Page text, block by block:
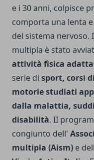
e i 30 anni, colpisce
comporta una lenta
del sistema nervoso.
multipla è stato
attività fìsica
serie di sport, corsi
motorie studiati
dalla malattia,
disabilità. II
congiunto dell'
multipla (Aism) e